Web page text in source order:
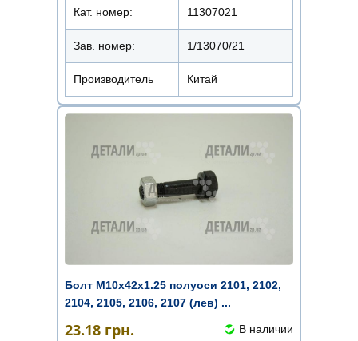
Кат. номер: 11307021
Зав. номер: 1/13070/21
Производитель Китай
Болт М10х42х1.25 полуоси 2101, 2102,
2104, 2105, 2106, 2107 (лев) ...
23.18 грн. В наличии